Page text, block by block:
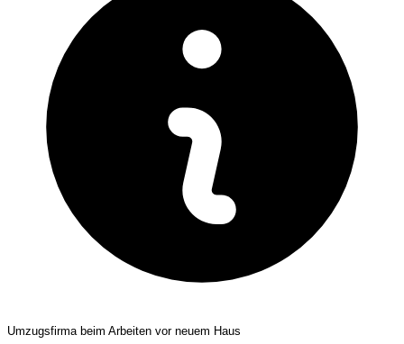
Umzugsfirma beim Arbeiten vor neuem Haus